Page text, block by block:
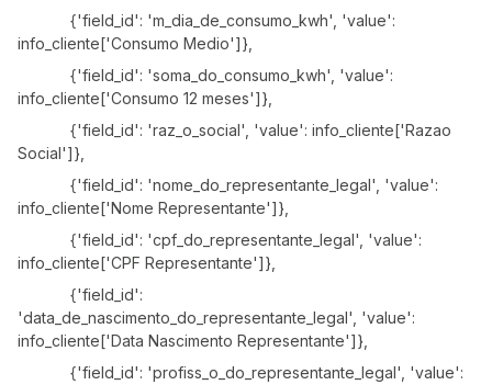
{'field_id': 'm_dia_de_consumo_kwh', 'value':
info_cliente['Consumo Medio']},
{'field_id': 'soma_do_consumo_kwh', 'value':
info_cliente['Consumo 12 meses']},
{'field_id': 'raz_o_social', 'value': info_cliente['Razao
Social']},
{'field_id': 'nome_do_representante_legal', 'value':
info_cliente['Nome Representante']},
{'field_id': 'cpf_do_representante_legal', 'value':
info_cliente['CPF Representante']},
{'field_id':
'data_de_nascimento_do_representante_legal', 'value':
info_cliente['Data Nascimento Representante']},
{'field_id': 'profiss_o_do_representante_legal', 'value':